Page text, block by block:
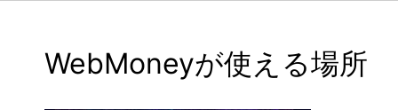
WebMoneyが使える場所